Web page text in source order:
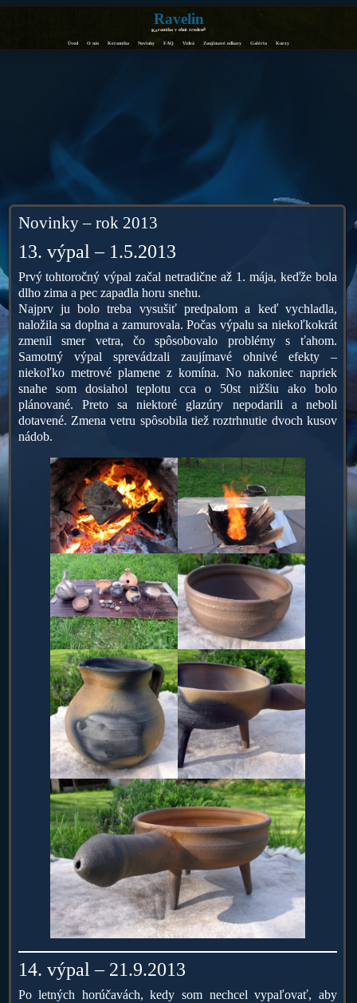
Ravelin
Keramika v ohni zrodená
Úvod O nás Keramika Novinky FAQ Videá Zaujímavé odkazy Galéria Kurzy
Novinky – rok 2013
13. výpal – 1.5.2013
Prvý tohtoročný výpal začal netradične až 1. mája, keďže bola
dlho zima a pec zapadla horu snehu.
Najprv ju bolo treba vysušiť predpalom a keď vychladla,
naložila sa doplna a zamurovala. Počas výpalu sa niekoľkokrát
zmenil smer vetra, čo spôsobovalo problémy s ťahom.
Samotný výpal sprevádzali zaujímavé ohnivé efekty –
niekoľko metrové plamene z komína. No nakoniec napriek
snahe som dosiahol teplotu cca o 50st nižšiu ako bolo
plánované. Preto sa niektoré glazúry nepodarili a neboli
dotavené. Zmena vetru spôsobila tiež roztrhnutie dvoch kusov
nádob.
14. výpal – 21.9.2013
Po letných horúčavách, kedy som nechcel vypaľovať, aby